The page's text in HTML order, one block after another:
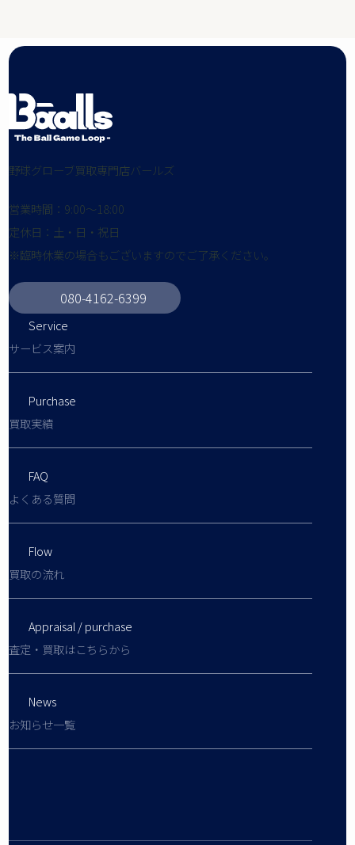
野球グローブ買取専門店バールズ
営業時間：9:00～18:00
定休日：土・日・祝日
※臨時休業の場合もございますのでご了承ください。
080-4162-6399
Service
サービス案内
Purchase
買取実績
FAQ
よくある質問
Flow
買取の流れ
Appraisal / purchase
査定・買取はこちらから
News
お知らせ一覧